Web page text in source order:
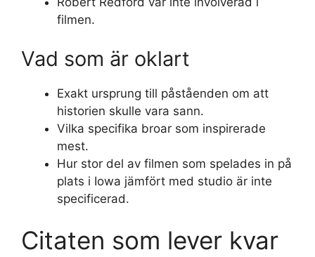
filmen.
Vad som är oklart
Exakt ursprung till påståenden om att
historien skulle vara sann.
Vilka specifika broar som inspirerade
mest.
Hur stor del av filmen som spelades in på
plats i Iowa jämfört med studio är inte
specificerad.
Citaten som lever kvar